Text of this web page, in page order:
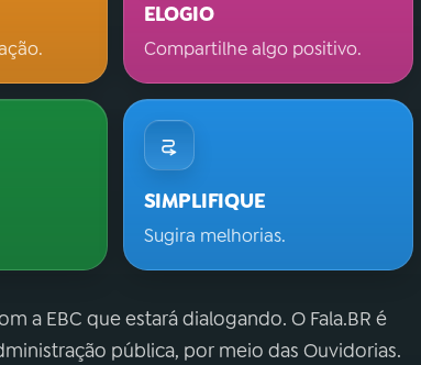
ELOGIO
Compartilhe algo positivo.
SIMPLIFIQUE
Sugira melhorias.
a EBC que estará dialogando. O Fala.BR é
pública, por meio das Ouvidorias.